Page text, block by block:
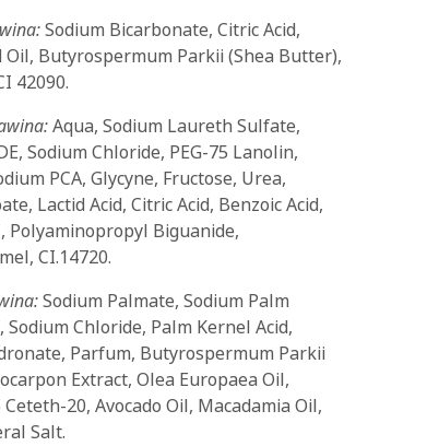
Sodium Bicarbonate, Citric Acid,
Butyrospermum Parkii (Shea Butter),
42090.
Aqua, Sodium Laureth Sulfate,
Sodium Chloride, PEG-75 Lanolin,
PCA, Glycyne, Fructose, Urea,
Lactid Acid, Citric Acid, Benzoic Acid,
Polyaminopropyl Biguanide,
CI.14720.
Sodium Palmate, Sodium Palm
Chloride, Palm Kernel Acid,
Parfum, Butyrospermum Parkii
Extract, Olea Europaea Oil,
20, Avocado Oil, Macadamia Oil,
Salt.